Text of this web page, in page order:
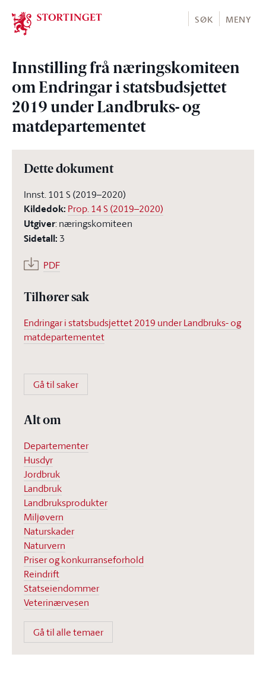
Stortinget.no
SØK MENY
Innstilling frå næringskomiteen
om Endringar i statsbudsjettet
2019 under Landbruks- og
matdepartementet
Dette dokument
Innst. 101 S (2019–2020)
Kildedok: Prop. 14 S (2019–2020)
Utgiver:næringskomiteen
Sidetall: 3
PDF
Tilhører sak
Endringar i statsbudsjettet 2019 under Landbruks- og
matdepartementet
Gå til saker
Alt om
Departementer
Husdyr
Jordbruk
Landbruk
Landbruksprodukter
Miljøvern
Naturskader
Naturvern
Priser og konkurranseforhold
Reindrift
Statseiendommer
Veterinærvesen
Gå til alle temaer